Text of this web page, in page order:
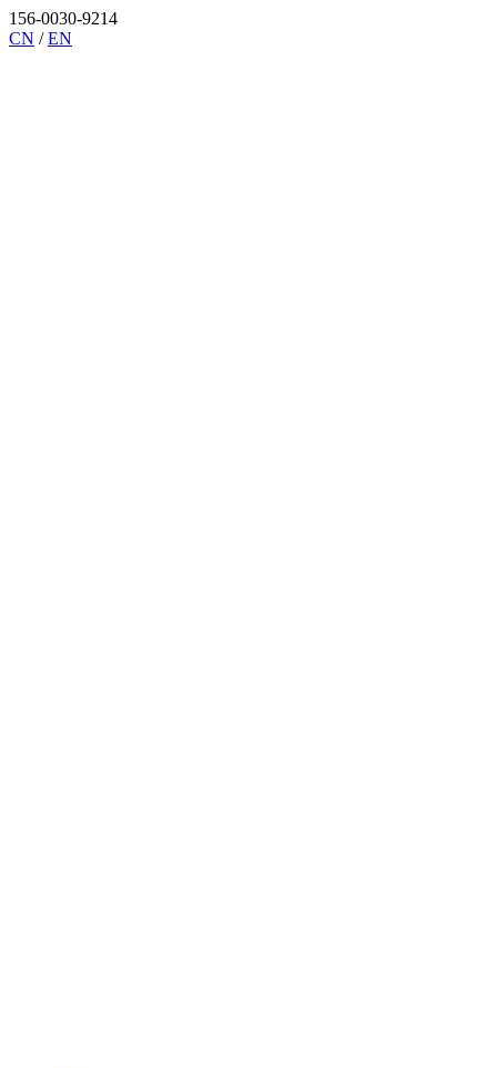
156-0030-9214
CN /EN